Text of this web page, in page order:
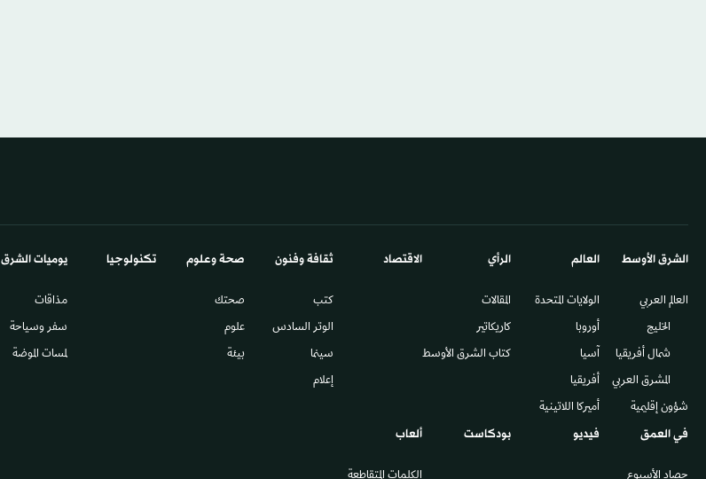
الشرق الأوسط​
العالم العربي
الخليج
شمال أفريقيا
المشرق العربي
شؤون إقليمية
العالم
الولايات المتحدة
أوروبا
آسيا
أفريقيا
أميركا اللاتينية
الرأي
المقالات
كاريكاتير
كتاب الشرق الأوسط
الاقتصاد ثقافة وفنون
كتب
الوتر السادس​
سينما
إعلام
صحة وعلوم
صحتك
علوم
بيئة
تكنولوجيا يوميات الشرق​
مذاقات
سفر وسياحة
لمسات الموضة
في العمق
حصاد الأسبوع
فيديو بودكاست ألعاب
الكلمات المتقاطعة